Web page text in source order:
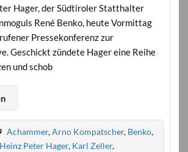
Hager, der Südtiroler Statthalter
René Benko, heute Vormittag
Pressekonferenz zur
Geschickt zündete Hager eine Reihe
und schob
Achammer,Arno Kompatscher, Benko,
Heinz Peter Hager, Karl Zeller,